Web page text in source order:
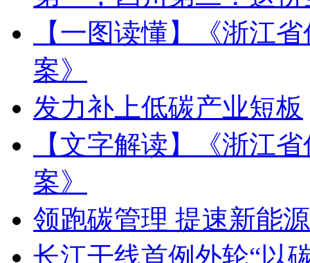
【一图读懂】《浙江
案》
发力补上低碳产业短板
【文字解读】《浙江
案》
领跑碳管理 提速新能
长江干线首例外轮“以